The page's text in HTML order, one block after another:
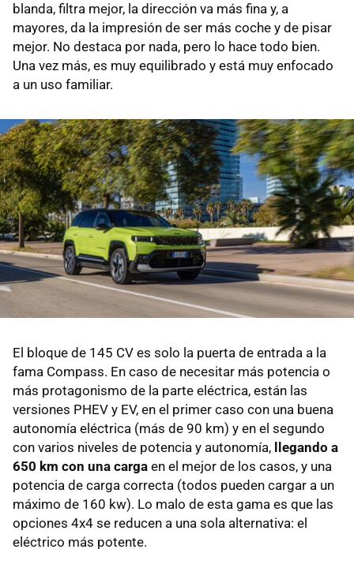
blanda, filtra mejor, la dirección va más fina y, a
mayores, da la impresión de ser más coche y de pisar
mejor. No destaca por nada, pero lo hace todo bien.
Una vez más, es muy equilibrado y está muy enfocado
a un uso familiar.
El bloque de 145 CV es solo la puerta de entrada a la
fama Compass. En caso de necesitar más potencia o
más protagonismo de la parte eléctrica, están las
versiones PHEV y EV, en el primer caso con una buena
autonomía eléctrica (más de 90 km) y en el segundo
con varios niveles de potencia y autonomía,
llegando a
650 km con una carga en el mejor de los casos, y una
potencia de carga correcta (todos pueden cargar a un
máximo de 160 kw). Lo malo de esta gama es que las
opciones 4x4 se reducen a una sola alternativa: el
eléctrico más potente.